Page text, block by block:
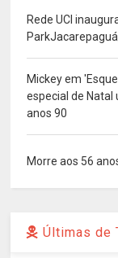
Rede UCI
Mickey em
especial de Natal
anos 90
Morre aos 56
Últimas de